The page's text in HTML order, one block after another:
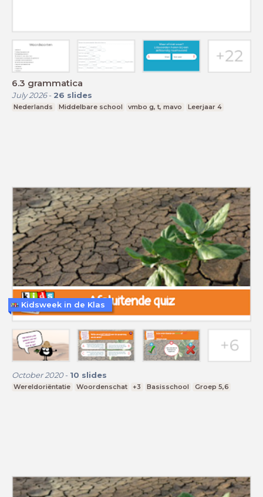
6.3 grammatica
July 2026- 26 slides
Nederlands Middelbare school vmbo g, t, mavo Leerjaar 4
October 2020- 10 slides
Wereldoriëntatie Woordenschat +3 Basisschool Groep 5,6
Kidsweek in de Klas